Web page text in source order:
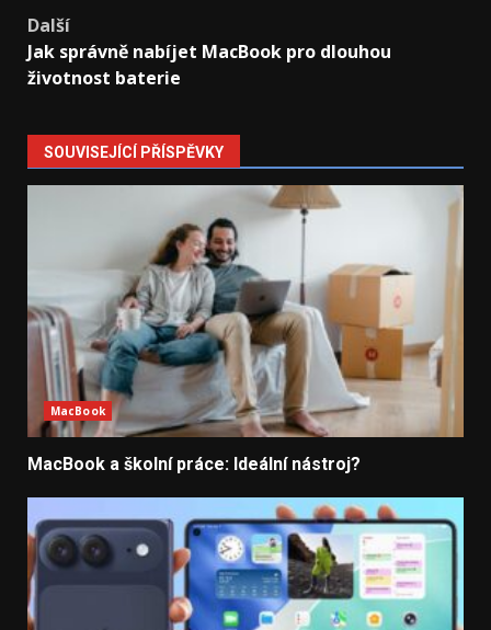
Další
Jak správně nabíjet MacBook pro dlouhou
životnost baterie
SOUVISEJÍCÍ PŘÍSPĚVKY
MacBook
MacBook a školní práce: Ideální nástroj?